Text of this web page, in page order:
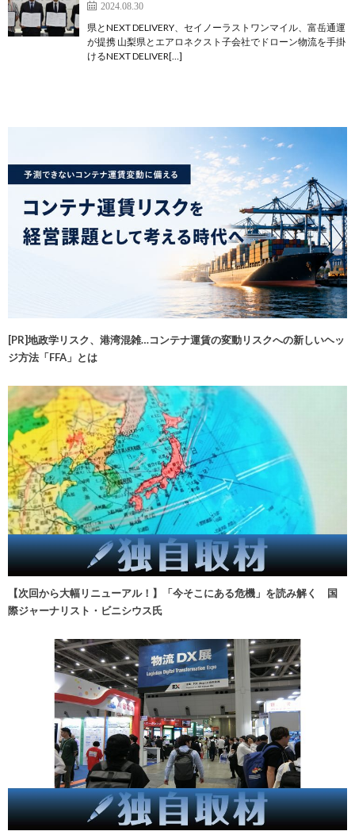
2024.08.30
県とNEXT DELIVERY、セイノーラストワンマイル、富岳通運
が提携 山梨県とエアロネクスト子会社でドローン物流を手掛
けるNEXT DELIVER[…]
[PR]地政学リスク、港湾混雑…コンテナ運賃の変動リスクへの新しいヘッ
ジ方法「FFA」とは
【次回から大幅リニューアル！】「今そこにある危機」を読み解く 国
際ジャーナリスト・ビニシウス氏